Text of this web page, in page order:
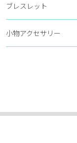
ブレスレット
小物アクセサリー